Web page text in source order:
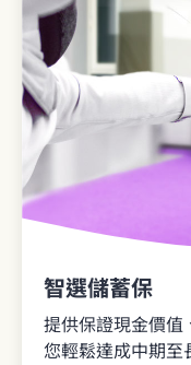
智選儲蓄保
提供保證現金價值
您輕鬆達成中期至